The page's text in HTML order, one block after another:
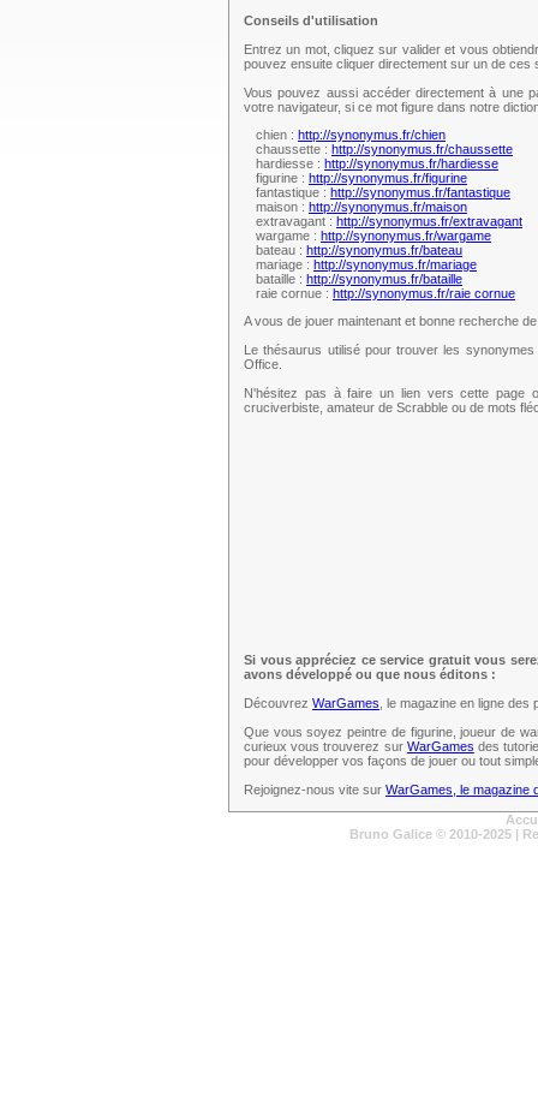
Conseils d'utilisation
Entrez un mot, cliquez sur valider et vous
pouvez ensuite cliquer directement sur un de
Vous pouvez aussi accéder directement à une
votre navigateur, si ce mot figure dans notre
chien : http://synonymus.fr/chien
chaussette : http://synonymus.fr/chaussette
hardiesse : http://synonymus.fr/hardiesse
figurine : http://synonymus.fr/figurine
fantastique : http://synonymus.fr/fantastique
maison : http://synonymus.fr/maison
extravagant : http://synonymus.fr/extravagant
wargame : http://synonymus.fr/wargame
bateau : http://synonymus.fr/bateau
mariage : http://synonymus.fr/mariage
bataille : http://synonymus.fr/bataille
raie cornue : http://synonymus.fr/raie cornue
A vous de jouer maintenant et bonne recherche
Le thésaurus utilisé pour trouver les
Office.
N'hésitez pas à faire un lien vers cette
cruciverbiste, amateur de Scrabble ou de mots
Si vous appréciez ce service gratuit vous
avons développé ou que nous éditons :
Découvrez WarGames , le magazine en ligne
Que vous soyez peintre de figurine, joueur de
curieux vous trouverez sur WarGames des
pour développer vos façons de jouer ou tout
Rejoignez-nous vite sur WarGames, le magazine
Bruno Galice © 2010-2025 |